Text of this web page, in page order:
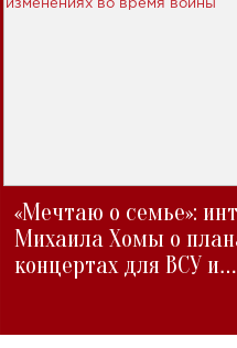
«Мечтаю о семье»:
Михаила Хомы о
концертах для ВСУ и